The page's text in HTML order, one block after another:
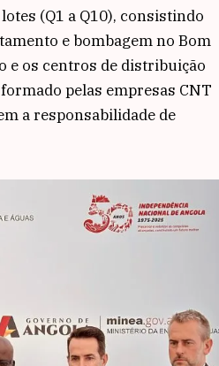
(Q1 a Q10), consistindo
e bombagem no Bom
e os centros de distribuição
pelas empresas CNT
a responsabilidade de